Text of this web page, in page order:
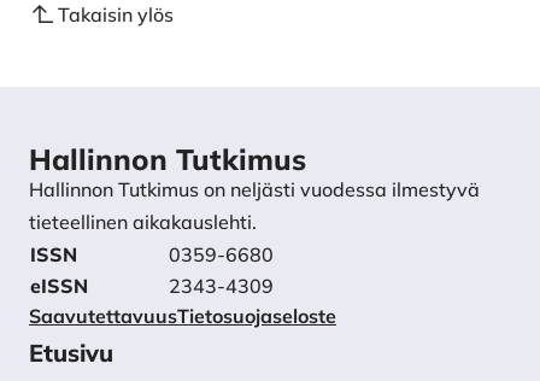
Takaisin ylös
Hallinnon Tutkimus
Hallinnon Tutkimus on neljästi vuodessa ilmestyvä
tieteellinen aikakauslehti.
ISSN
0359-6680
eISSN
2343-4309
SaavutettavuusTietosuojaseloste
Etusivu